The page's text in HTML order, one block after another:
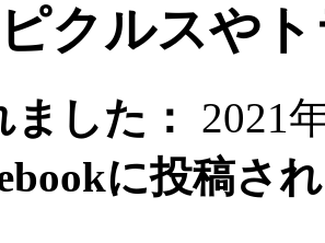
クルスや
した：
2021
に投稿さ